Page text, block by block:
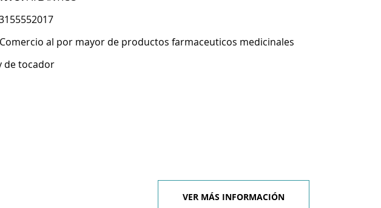
Comercio al por mayor de productos farmaceuticos medicinales
de tocador
VER MÁS INFORMACIÓN